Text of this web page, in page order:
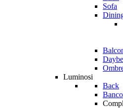
Sofa
Luminosi
Back